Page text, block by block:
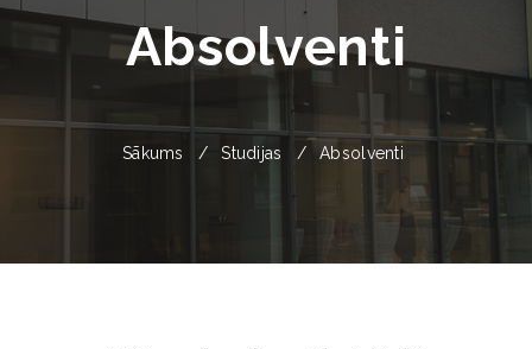
Absolventi
Sākums Studijas Absolventi